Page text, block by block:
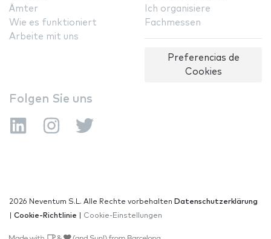
Ämter
Wie es funktioniert
Arbeite mit uns
Ich organisiere
Fachmessen
Preferencias de
Cookies
Folgen Sie uns
2026 Neventum S.L. Alle Rechte vorbehalten Datenschutzerklärung
Cookie-Richtlinie Cookie-Einstellungen